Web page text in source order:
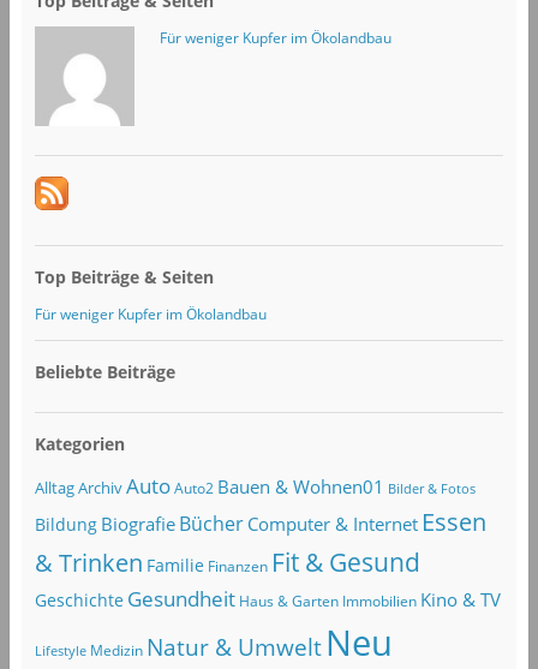
Für weniger Kupfer im Ökolandbau
Top Beiträge & Seiten
Für weniger Kupfer im Ökolandbau
Beliebte Beiträge
Kategorien
AlltagArchivAuto Auto2 Bauen & Wohnen01 Bilder & Fotos
Bildung Biografie Bücher Computer & Internet Essen
& Trinken Familie Finanzen Fit & Gesund
Geschichte Gesundheit Haus & Garten Immobilien Kino & TV
Lifestyle Medizin Natur & Umwelt Neu